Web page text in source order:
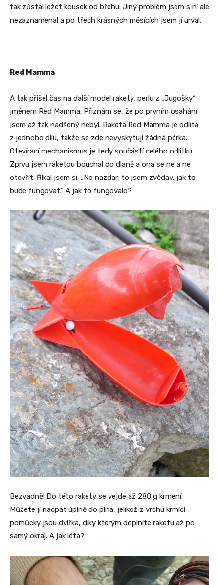
tak zůstal ležet kousek od břehu. Jiný problém jsem s ní ale
nezaznamenal a po třech krásných měsících jsem jí urval.
Red Mamma
A tak přišel čas na další model rakety, perlu z „Jugošky“
jménem Red Mamma. Přiznám se, že po prvním osahání
jsem až tak nadšený nebyl. Raketa Red Mamma je odlita
z jednoho dílu, takže se zde nevyskytují žádná pérka.
Otevírací mechanismus je tedy součástí celého odlitku.
Zprvu jsem raketou bouchal do dlaně a ona se ne a ne
otevřít. Říkal jsem si: „No nazdar, to jsem zvědav, jak to
bude fungovat.“ A jak to fungovalo?
Bezvadně! Do této rakety se vejde až 280 g krmení.
Můžete jí nacpat úplně do plna, jelikož z vrchu krmící
pomůcky jsou dvířka, díky kterým doplníte raketu až po
samý okraj. A jak léta?